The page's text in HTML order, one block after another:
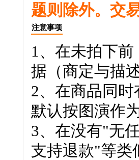
题则除外。交
注意事项
1、在未拍下
据（商定与描
2、在商品同
默认按图演作
3、在没有"无
支持退款"等类